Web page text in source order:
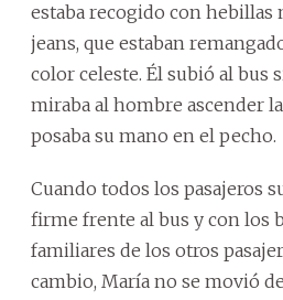
estaba recogido con hebillas
jeans, que estaban
color celeste. Él subió al bus
miraba al hombre ascender
posaba su mano en el pecho.
Cuando todos los pasajeros
firme frente al bus y con los
familiares de los otros
cambio, María no se movió